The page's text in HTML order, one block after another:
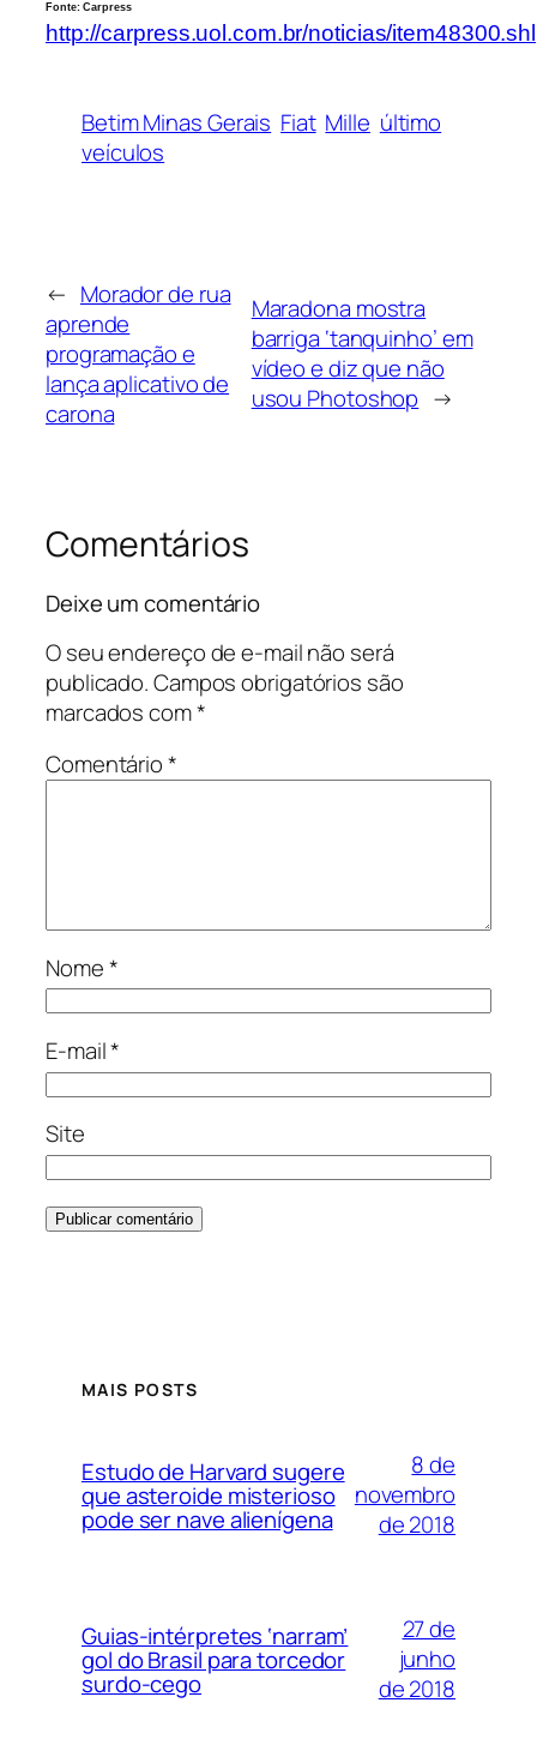
Fonte: Carpress
http://carpress.uol.com.br/noticias/item48300.shl
Betim Minas Gerais Fiat Mille último
veículos
← Morador de rua
aprende
programação e
lança aplicativo de
carona
Maradona mostra
barriga ‘tanquinho’ em
vídeo e diz que não
usou Photoshop →
Comentários
Deixe um comentário
O seu endereço de e-mail não será
publicado.Campos obrigatórios são
marcados com*
Comentário*
Nome*
E-mail*
Site
MAIS POSTS
Estudo de Harvard sugere
que asteroide misterioso
pode ser nave alienígena
8 de
novembro
de 2018
Guias-intérpretes ‘narram’
gol do Brasil para torcedor
surdo-cego
27 de
junho
de 2018